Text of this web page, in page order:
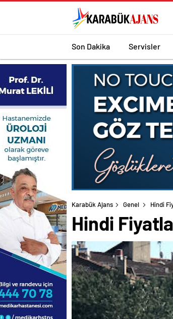
Son Dakika Servisler
Karabük Ajans Genel Hindi
Hindi